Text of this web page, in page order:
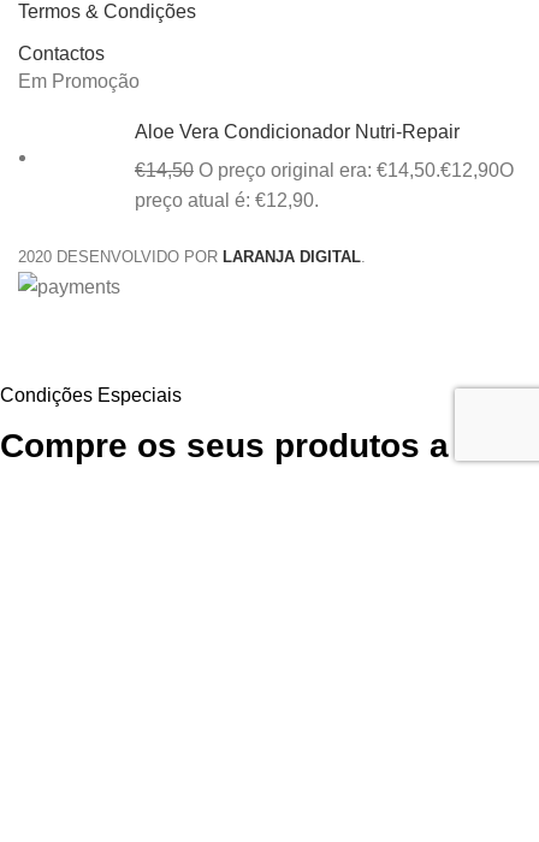
Termos & Condições
Contactos
Em Promoção
Aloe Vera Condicionador Nutri-Repair
€14,50 O preço original era: €14,50.€12,90O
preço atual é: €12,90.
2020 DESENVOLVIDO POR LARANJA DIGITAL
Condições Especiais
Compre os seus produtos a